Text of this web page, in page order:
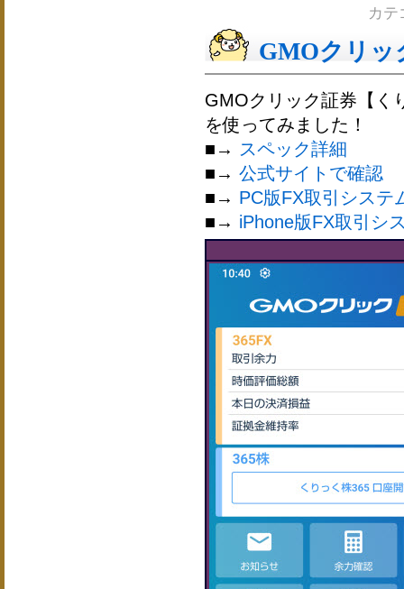
カ
GMOクリッ
GMOクリック証券【く
を使ってみました！
■→ スペック詳細
■→ 公式サイトで確認
■→ PC版FX取引システ
■→ iPhone版FX取引シ